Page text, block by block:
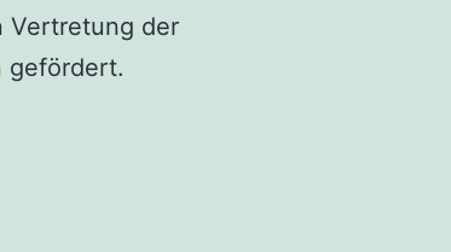
Vertretung der
gefördert.